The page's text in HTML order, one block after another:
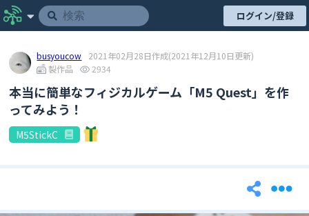
ログイン/登録
busyoucow 2021年02月28日作成(2021年12月10日更新)
製作品
2934
本当に簡単なフィジカルゲーム「M5 Quest」を作
ってみよう！
M5StickC